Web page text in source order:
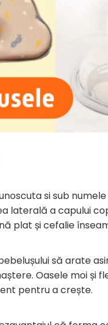
si sub
laterală a capului
plat și cefalie
să arate
Oasele moi și
pentru a crește.